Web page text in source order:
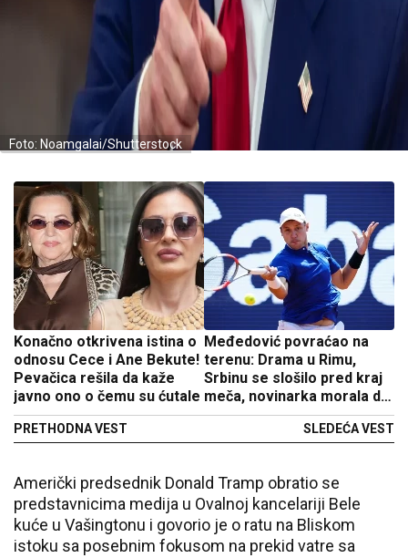
Foto: Noamgalai/Shutterstock
Konačno otkrivena istina o
odnosu Cece i Ane Bekute!
Pevačica rešila da kaže
javno ono o čemu su ćutale
PRETHODNA VEST
Međedović povraćao na
terenu: Drama u Rimu,
Srbinu se slošilo pred kraj
meča, novinarka morala da
se izvinjava
SLEDEĆA VEST
Američki predsednik Donald Tramp obratio se
predstavnicima medija u Ovalnoj kancelariji Bele
kuće u Vašingtonu i govorio je o ratu na Bliskom
istoku sa posebnim fokusom na prekid vatre sa